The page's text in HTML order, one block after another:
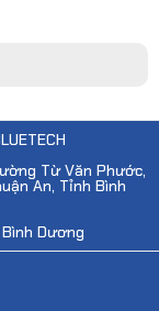
Từ Văn Phước,
An, Tỉnh Bình
Dương